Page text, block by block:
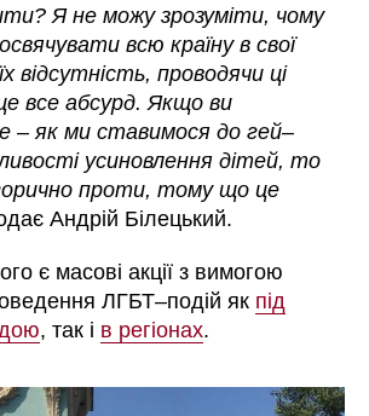
Я не можу зрозуміти, чому
всю країну в свої
відсутність, проводячи ці
все абсурд. Якщо ви
– як ми ставимося до гей–
усиновлення дітей, то
проти, тому що це
Андрій Білецький.
є масові акції з вимогою
ЛГБТ–подій як під
, так і в регіонах.